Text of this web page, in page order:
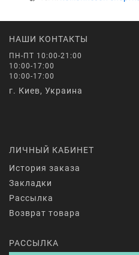
НАШИ КОНТАКТЫ
ПН-ПТ 10:00-21:00
10:00-17:00
10:00-17:00
г. Киев, Украина
ЛИЧНЫЙ КАБИНЕТ
История заказа
Закладки
Рассылка
Возврат товара
РАССЫЛКА